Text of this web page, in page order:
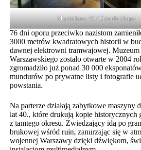
Magdalena W. / Google Maps
76 dni oporu przeciwko nazistom
3000 metrów kwadratowych historii w
dawnej elektrowni tramwajowej. Muzeum
Warszawskiego zostało otwarte w 2004
zgromadziło już ponad 30 000
mundurów po prywatne listy i fotografie
powstania.
Na parterze działają zabytkowe maszyny
lat 40., które drukują kopie historycznych
z tamtego okresu. Zwiedzający idą po
brukowej wśród ruin, zanurzając się w
wojennej Warszawy dzięki dźwiękom,